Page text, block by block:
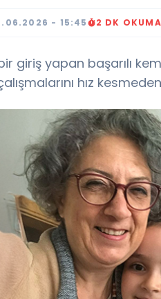
- 15:45 2 DK OKUMA
giriş yapan başarılı
hız